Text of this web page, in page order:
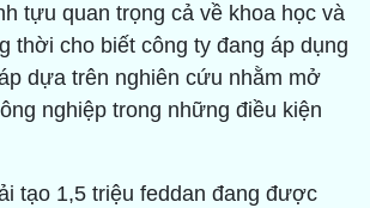
tựu quan trọng cả về khoa học và
thời cho biết công ty đang áp dụng
dựa trên nghiên cứu nhằm mở
nghiệp trong những điều kiện
tạo 1,5 triệu feddan đang được